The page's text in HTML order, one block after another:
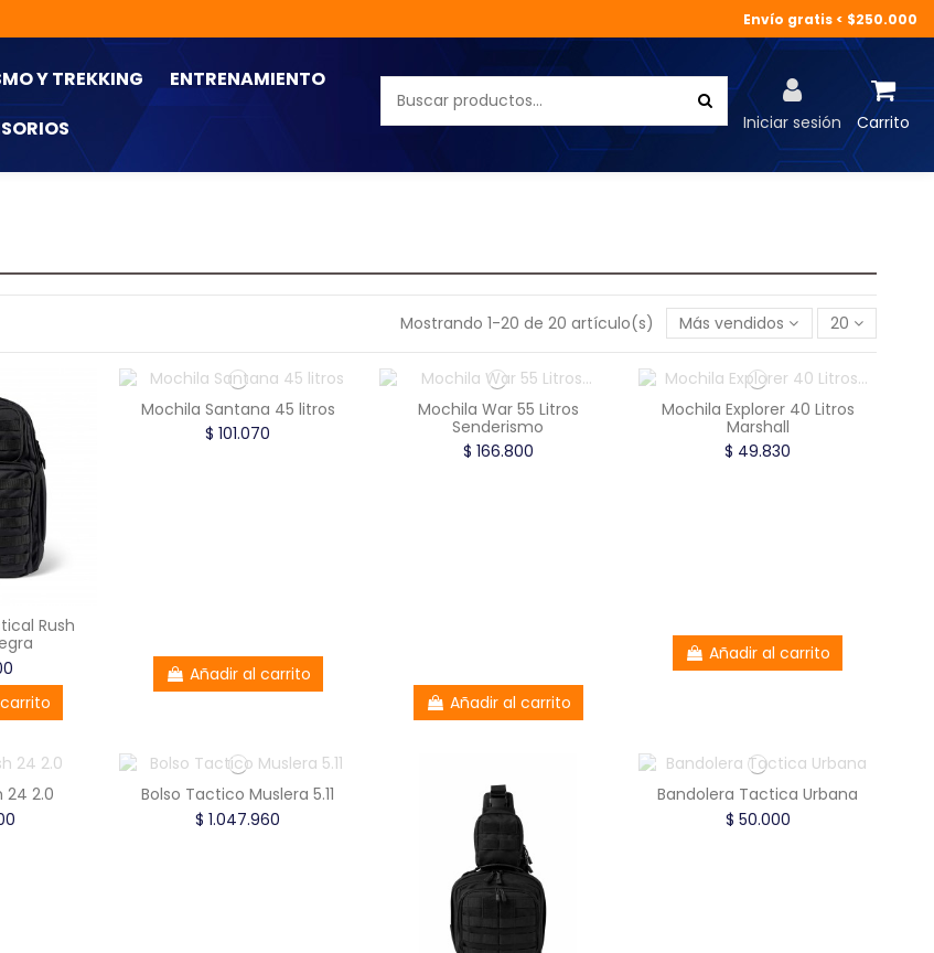
Envío gratis < $250.000
Y TREKKING
ENTRENAMIENTO
Iniciar sesión Carrito
Mostrando 1-20 de 20 artículo(s) Más vendidos 20
Rush
Mochila Santana 45 litros
$ 101.070
Añadir al carrito
Mochila War 55 Litros
Senderismo
$ 166.800
Añadir al carrito
Mochila Explorer 40 Litros
Marshall
$ 49.830
Añadir al carrito
24 2.0
Bolso Tactico Muslera 5.11
$ 1.047.960
Bandolera Tactica Urbana
$ 50.000